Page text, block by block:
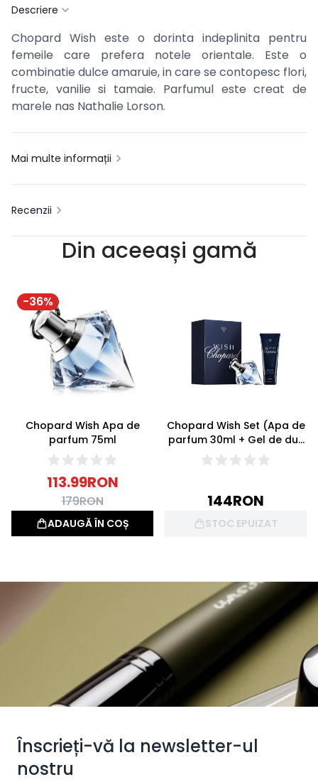
Descriere
Chopard Wish este o dorinta indeplinita pentru
femeile care prefera notele orientale. Este o
combinatie dulce amaruie, in care se contopesc flori,
fructe, vanilie si tamaie. Parfumul este creat de
marele nas Nathalie Lorson.
Mai multe informații
Recenzii
Din aceeași gamă
-36%
Chopard Wish Apa de
parfum 75ml
113.99RON
179RON
ADAUGĂ ÎN COȘ
Chopard Wish Set (Apa de
parfum 30ml + Gel de dus
75ml)
144RON
STOC EPUIZAT
Înscrieți-vă la newsletter-ul
nostru